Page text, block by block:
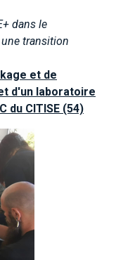
dans le
transition
et de
d'un laboratoire
du CITISE (54)